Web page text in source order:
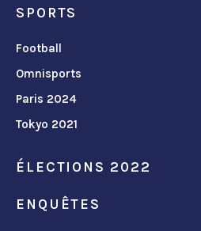
SPORTS
Football
Omnisports
Paris 2024
Tokyo 2021
ÉLECTIONS 2022
ENQUÊTES